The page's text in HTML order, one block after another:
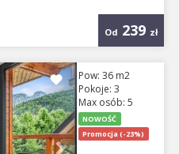
Od 239 zł
NextPow: 36 m2
Pokoje: 3
Max osób: 5
NOWOŚĆ
Promocja (-23%)